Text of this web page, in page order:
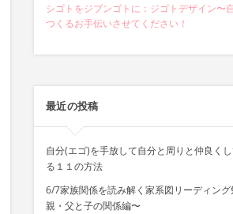
シゴトをジブンゴトに：ジゴトデザイン〜
つくるお手伝いさせてください！
最近の投稿
自分(エゴ)を手放して自分と周りと仲良く
る１１の方法
6/7家族関係を読み解く家系図リーディング
親・父と子の関係編〜